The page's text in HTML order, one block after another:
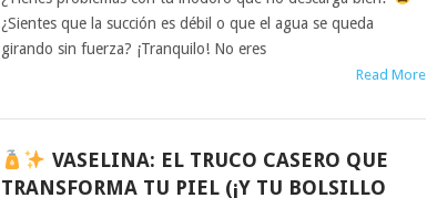
¿Sientes que la succión es débil o que el agua se queda
girando sin fuerza? ¡Tranquilo! No eres
Read More
VASELINA: EL TRUCO CASERO QUE
TRANSFORMA TU PIEL (¡Y TU BOLSILLO